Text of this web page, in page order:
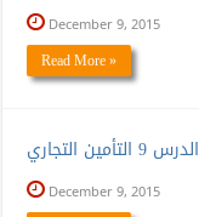
December 9, 2015
Read More »
December 9, 2015